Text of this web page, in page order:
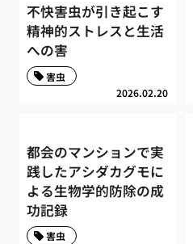
不快害虫が引き起こす
精神的ストレスと生活
への害
2026.02.20
害虫
都会のマンションで実
践したアシダカグモに
よる生物学的防除の成
功記録
害虫